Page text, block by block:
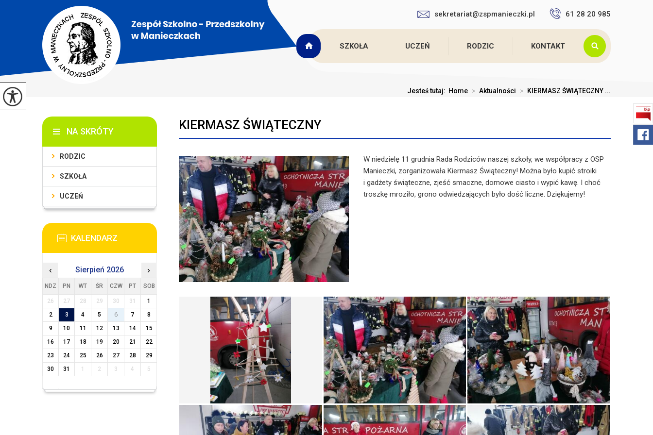
sekretariat@zspmanieczki.pl 61 28 20 985
SZKOŁA UCZEŃ RODZIC KONTAKT
Jesteś tutaj: Home > Aktualności > KIERMASZ ŚWIĄTECZNY ...
KIERMASZ ŚWIĄTECZNY
W niedzielę 11 grudnia Rada Rodziców naszej szkoły, we współpracy z OSP
Manieczki, zorganizowała Kiermasz Świąteczny! Można było kupić stroiki
i gadżety świąteczne, zjeść smaczne, domowe ciasto i wypić kawę. I choć
troszkę mroziło, grono odwiedzających było dość liczne. Dziękujemy!
NA SKRÓTY
RODZIC
SZKOŁA
UCZEŃ
KALENDARZ
‹ Sierpień 2026 ›
NDZ PN WT ŚR CZW PT SOB
26 27 28 29 30 31
1
2
3 4 5 6 7
8
9
10 11 12 13 14
15
16
17 18 19 20 21
22
23
24 25 26 27 28
29
30
31 1 2 3 4 5